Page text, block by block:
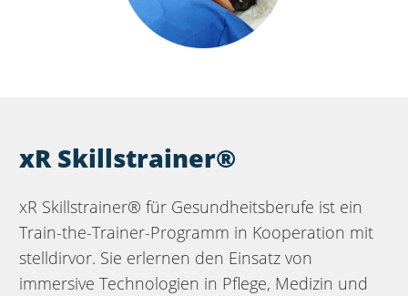
xR Skillstrainer®
xR Skillstrainer® für Gesundheits­berufe ist ein
Train-the-Trainer-Programm in Kooperation mit
stelldirvor. Sie erlernen den Einsatz von
immersive Technologien in Pflege, Medizin und